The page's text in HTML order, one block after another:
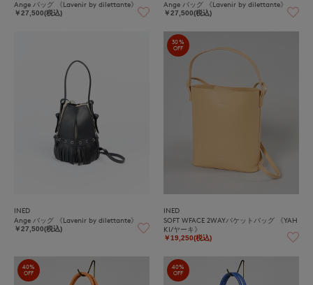
Ange バッグ 《Lavenir by dilettante》
￥27,500(税込)
Ange バッグ 《Lavenir by dilettante》
￥27,500(税込)
INED
Ange バッグ 《Lavenir by dilettante》
￥27,500(税込)
30%
OFF
INED
SOFT WFACE 2WAYバケットバッグ 《YAH
KI/ヤーキ》
￥19,250(税込)
40%
OFF
40%
OFF